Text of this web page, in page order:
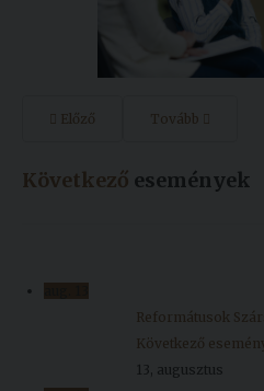
Előző Tovább
Következő események
Reformátusok
Következő
13, augusztus